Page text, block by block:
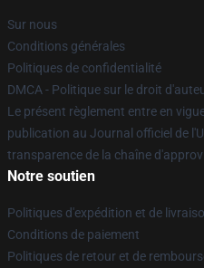
Sur nous
Conditions générales
Politiques de confidentialité
DMCA - Politique sur le droit
Le présent règlement entre en
publication au Journal officiel de
transparence de la chaîne
Notre soutien
Politiques d'expédition et de
Conditions de paiement
Politiques de retour et de